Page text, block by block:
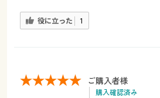
役に立った 1
ご購入者様
購入確認済み